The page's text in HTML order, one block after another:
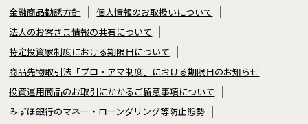
金融商品勧誘方針
個人情報のお取扱いについて
法人のお客さま情報の共有について
特定投資家制度における期限日について
商品先物取引法「プロ・アマ制度」における期限日のお知らせ
投資運用商品のお取引にかかるご留意事項について
みずほ銀行のマネー・ローンダリング等防止態勢